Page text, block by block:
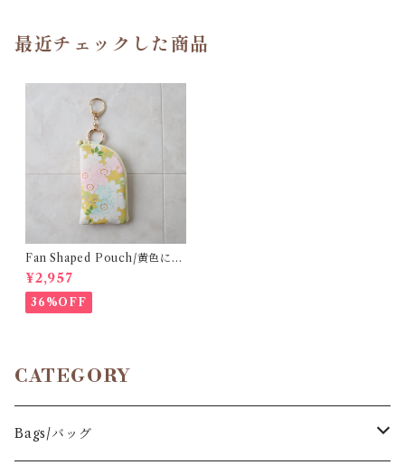
最近チェックした商品
Fan Shaped Pouch/黄色に
桜/cherry blossoms in yell
ow
¥2,957
36%OFF
CATEGORY
Bags/バッグ